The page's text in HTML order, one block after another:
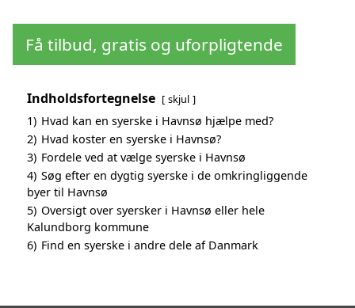
Få tilbud, gratis og uforpligtende
Indholdsfortegnelse skjul
1) Hvad kan en syerske i Havnsø hjælpe med?
2) Hvad koster en syerske i Havnsø?
3) Fordele ved at vælge syerske i Havnsø
4) Søg efter en dygtig syerske i de omkringliggende
byer til Havnsø
5) Oversigt over syersker i Havnsø eller hele
Kalundborg kommune
6) Find en syerske i andre dele af Danmark